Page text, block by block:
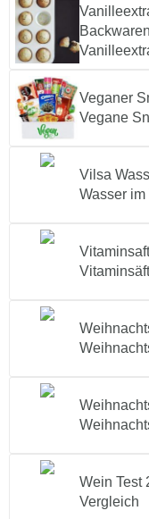
Veganer
Vegane
Vilsa
Wasser
Wein Test
Vergleich